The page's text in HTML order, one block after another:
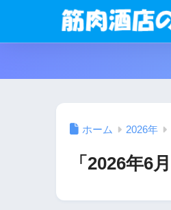
ホーム 2026年
「2026年6